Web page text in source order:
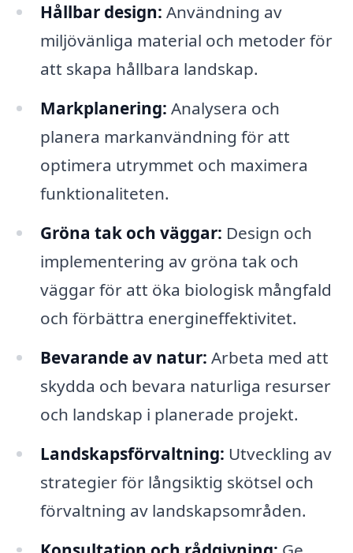
Hållbar design: Användning av
miljövänliga material och metoder för
att skapa hållbara landskap.
Markplanering: Analysera och
planera markanvändning för att
optimera utrymmet och maximera
funktionaliteten.
Gröna tak och väggar: Design och
implementering av gröna tak och
väggar för att öka biologisk mångfald
och förbättra energineffektivitet.
Bevarande av natur: Arbeta med att
skydda och bevara naturliga resurser
och landskap i planerade projekt.
Landskapsförvaltning: Utveckling av
strategier för långsiktig skötsel och
förvaltning av landskapsområden.